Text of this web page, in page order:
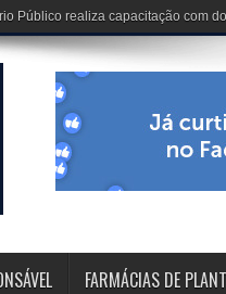
uma marca extraordinária: 102
FARMÁCIAS DE